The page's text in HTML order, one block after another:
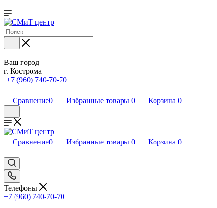
Ваш город
г. Кострома
+7 (960) 740-70-70
Сравнение0 Избранные товары 0 Корзина 0
Сравнение0 Избранные товары 0 Корзина 0
Телефоны
+7 (960) 740-70-70